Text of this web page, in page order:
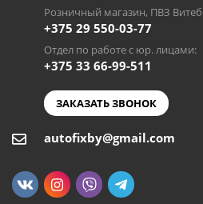
Розничный магазин, ПВЗ
+375 29 550-03-77
Отдел по работе с юр. лицами:
+375 33 66-99-511
ЗАКАЗАТЬ ЗВОНОК
autofixby@gmail.com